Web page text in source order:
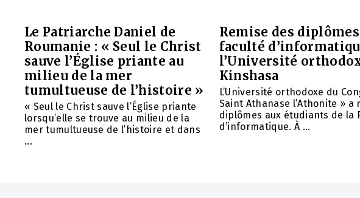
Le Patriarche Daniel de
Roumanie : « Seul le Christ
sauve l’Église priante au
milieu de la mer
tumultueuse de l’histoire »
« Seul le Christ sauve l’Église priante
lorsqu’elle se trouve au milieu de la
mer tumultueuse de l’histoire et dans
...
Remise des
faculté
l’Université
Kinshasa
L’Université orthodoxe du
Saint Athanase l’Athonite » a
diplômes aux étudiants de la
d’informatique. À ...